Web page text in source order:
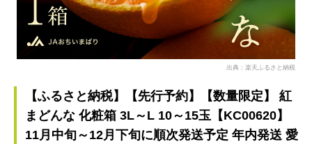
出典：楽天ふるさと納税
【ふるさと納税】【先行予約】【数量限定】 紅
まどんな 化粧箱 3L～L 10～15玉【KC00620】
11月中旬～12月下旬に順次発送予定 年内発送 愛